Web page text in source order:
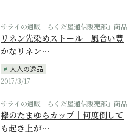
サライの通販「らくだ屋通信販売部」商品
リネン先染めストール｜風合い豊
かなリネン…
大人の逸品
2017/3/17
サライの通販「らくだ屋通信販売部」商品
欅のたまゆらカップ｜何度倒して
も起き上が…